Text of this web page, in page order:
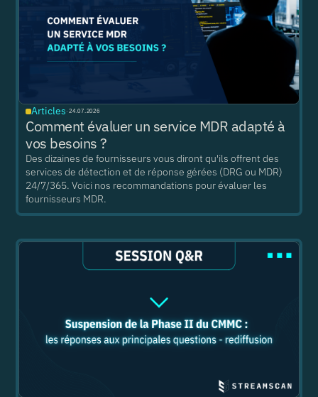
Articles ·24.07.2026
Comment évaluer un service MDR adapté à
vos besoins ?
Des dizaines de fournisseurs vous diront qu'ils offrent des
services de détection et de réponse gérées (DRG ou MDR)
24/7/365. Voici nos recommandations pour évaluer les
fournisseurs MDR.